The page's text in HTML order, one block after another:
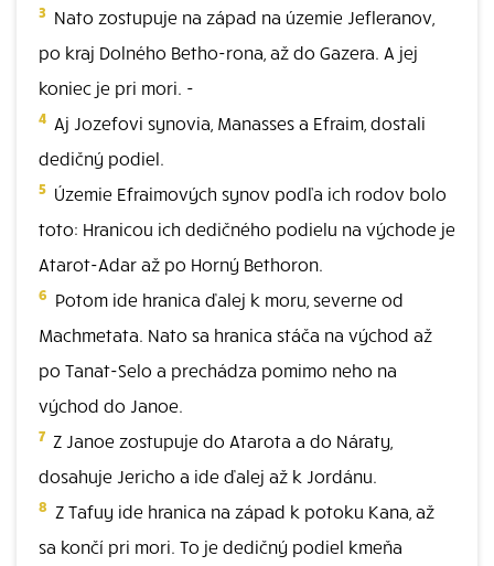
3 Nato zostupuje na západ na územie Jefleranov,
po kraj Dolného Betho-rona, až do Gazera. A jej
koniec je pri mori. -
4 Aj Jozefovi synovia, Manasses a Efraim, dostali
dedičný podiel.
5 Územie Efraimových synov podľa ich rodov bolo
toto: Hranicou ich dedičného podielu na východe je
Atarot-Adar až po Horný Bethoron.
6 Potom ide hranica ďalej k moru, severne od
Machmetata. Nato sa hranica stáča na východ až
po Tanat-Selo a prechádza pomimo neho na
východ do Janoe.
7 Z Janoe zostupuje do Atarota a do Náraty,
dosahuje Jericho a ide ďalej až k Jordánu.
8 Z Tafuy ide hranica na západ k potoku Kana, až
sa končí pri mori. To je dedičný podiel kmeňa